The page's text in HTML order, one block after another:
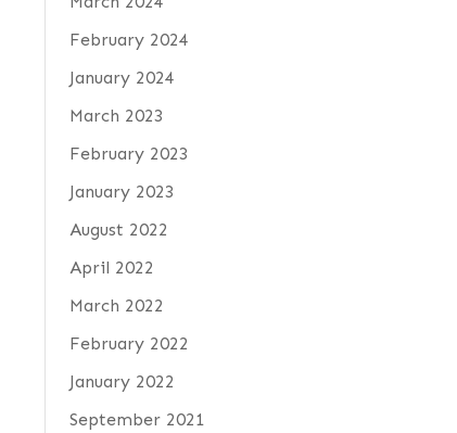
February 2024
January 2024
March 2023
February 2023
January 2023
August 2022
April 2022
March 2022
February 2022
January 2022
September 2021